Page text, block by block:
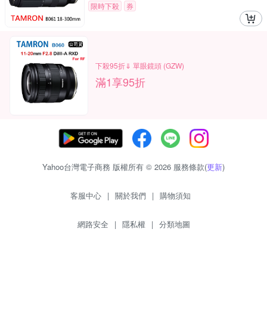
限時下殺
券
下殺95折⇓ 單眼鏡頭 (GZW)
滿1享95折
Yahoo台灣電子商務 版權所有 © 2026 服務條款(更新)
客服中心 | 關於我們 | 購物須知
網路安全 | 隱私權 | 分類地圖